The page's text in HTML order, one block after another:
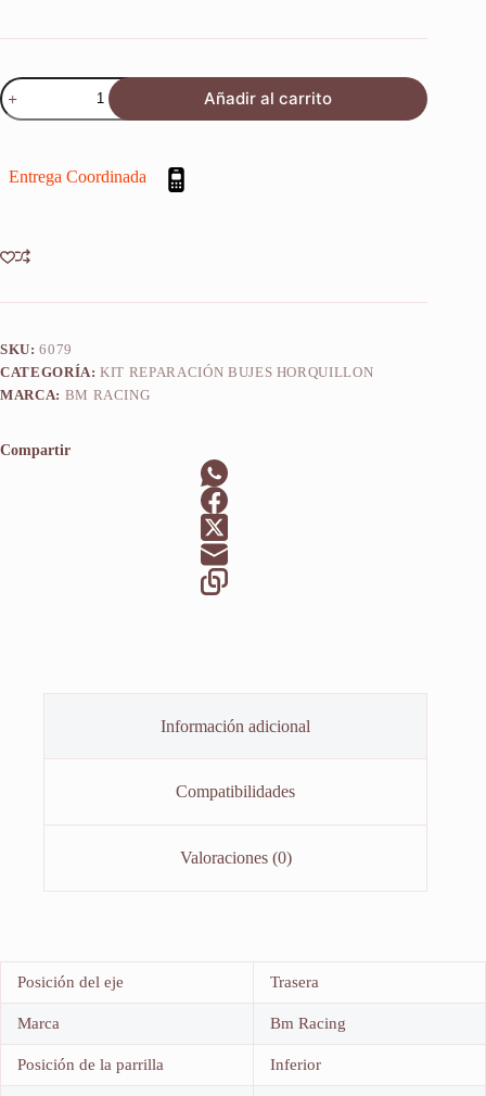
Kit
Reparacion
Horquillon
80
Añadir al carrito
Entrega Coordinada
SKU:6079
CATEGORÍA:KIT REPARACIÓN BUJES HORQUILLON
MARCA: BM RACING
Compartir
Información adicional
Compatibilidades
Valoraciones (0)
Posición del eje Trasera
Marca Bm Racing
Posición de la parrilla Inferior